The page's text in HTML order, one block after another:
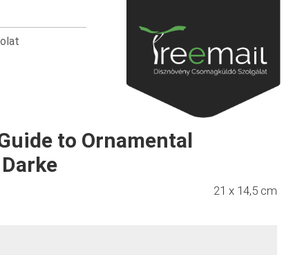
to Ornamental
21 x 14,5 cm